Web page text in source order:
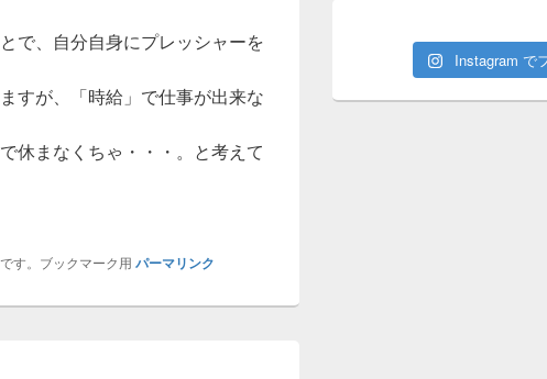
で、自分自身にプレッシャーを
すが、「時給」で仕事が出来な
休まなくちゃ・・・。と考えて
です。ブックマーク用 パーマリンク
Instagram で